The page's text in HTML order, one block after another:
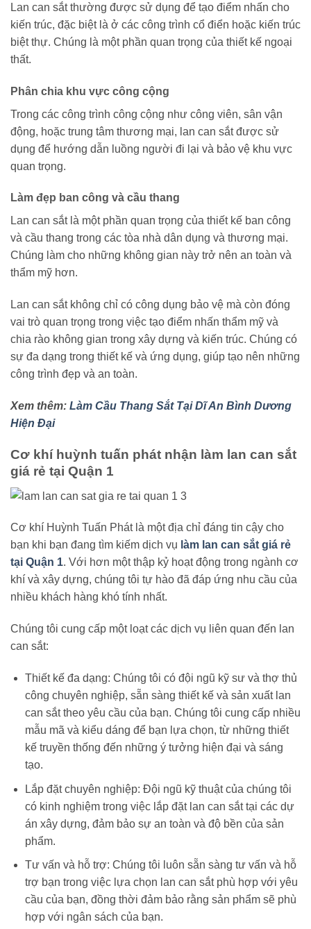
Lan can sắt thường được sử dụng để tạo điểm nhấn cho
kiến trúc, đặc biệt là ở các công trình cổ điển hoặc kiến trúc
biệt thự. Chúng là một phần quan trọng của thiết kế ngoại
thất.
Phân chia khu vực công cộng
Trong các công trình công cộng như công viên, sân vận
động, hoặc trung tâm thương mại, lan can sắt được sử
dụng để hướng dẫn luồng người đi lại và bảo vệ khu vực
quan trọng.
Làm đẹp ban công và cầu thang
Lan can sắt là một phần quan trọng của thiết kế ban công
và cầu thang trong các tòa nhà dân dụng và thương mại.
Chúng làm cho những không gian này trở nên an toàn và
thẩm mỹ hơn.
Lan can sắt không chỉ có công dụng bảo vệ mà còn đóng
vai trò quan trọng trong việc tạo điểm nhấn thẩm mỹ và
chia rào không gian trong xây dựng và kiến trúc. Chúng có
sự đa dạng trong thiết kế và ứng dụng, giúp tạo nên những
công trình đẹp và an toàn.
Xem thêm: Làm Cầu Thang Sắt Tại Dĩ An Bình Dương
Hiện Đại
Cơ khí huỳnh tuấn phát nhận làm lan can sắt
giá rẻ tại Quận 1
Cơ khí Huỳnh Tuấn Phát là một địa chỉ đáng tin cậy cho
bạn khi bạn đang tìm kiếm dịch vụ làm lan can sắt giá rẻ
tại Quận 1. Với hơn một thập kỷ hoạt động trong ngành cơ
khí và xây dựng, chúng tôi tự hào đã đáp ứng nhu cầu của
nhiều khách hàng khó tính nhất.
Chúng tôi cung cấp một loạt các dịch vụ liên quan đến lan
can sắt:
Thiết kế đa dạng: Chúng tôi có đội ngũ kỹ sư và thợ thủ
công chuyên nghiệp, sẵn sàng thiết kế và sản xuất lan
can sắt theo yêu cầu của bạn. Chúng tôi cung cấp nhiều
mẫu mã và kiểu dáng để bạn lựa chọn, từ những thiết
kế truyền thống đến những ý tưởng hiện đại và sáng
tạo.
Lắp đặt chuyên nghiệp: Đội ngũ kỹ thuật của chúng tôi
có kinh nghiệm trong việc lắp đặt lan can sắt tại các dự
án xây dựng, đảm bảo sự an toàn và độ bền của sản
phẩm.
Tư vấn và hỗ trợ: Chúng tôi luôn sẵn sàng tư vấn và hỗ
trợ bạn trong việc lựa chọn lan can sắt phù hợp với yêu
cầu của bạn, đồng thời đảm bảo rằng sản phẩm sẽ phù
hợp với ngân sách của bạn.